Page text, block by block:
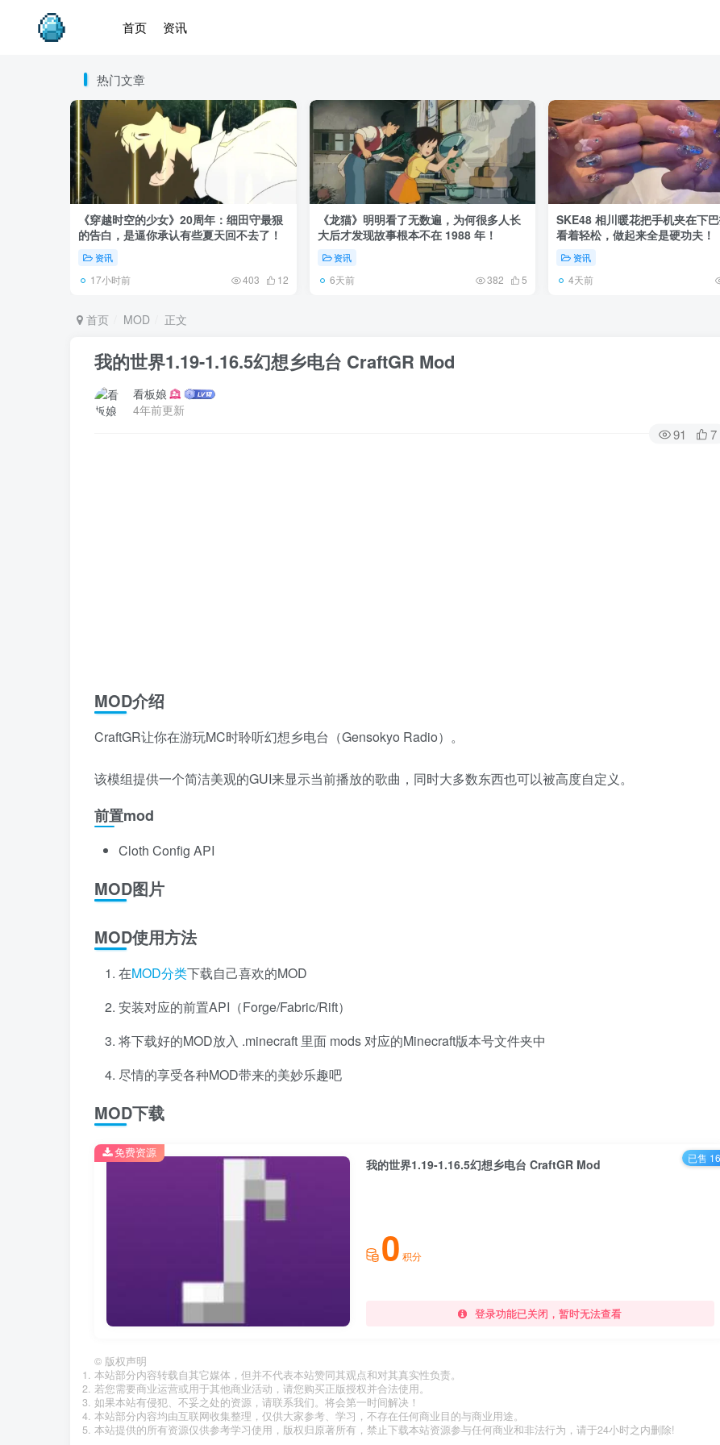
首页 资讯
热门文章
《穿越时空的少女》20周年：细田守最狠
的告白，是逼你承认有些夏天回不去了！
资讯
17小时前 403 12
《龙猫》明明看了无数遍，为何很多人长
大后才发现故事根本不在 1988 年！
资讯
6天前 382 5
SKE48 相川暖花把手机夹在下巴
看着轻松，做起来全是硬功夫！
资讯
4天前
首页 MOD 正文
我的世界1.19-1.16.5幻想乡电台 CraftGR Mod
看板娘
4年前更新
91 7
MOD介绍
CraftGR让你在游玩MC时聆听幻想乡电台（Gensokyo Radio）。
该模组提供一个简洁美观的GUI来显示当前播放的歌曲，同时大多数东西也可以被高度自定义。
前置mod
Cloth Config API
MOD图片
MOD使用方法
在MOD分类下载自己喜欢的MOD
安装对应的前置API（Forge/Fabric/Rift）
将下载好的MOD放入 .minecraft 里面 mods 对应的Minecraft版本号文件夹中
尽情的享受各种MOD带来的美妙乐趣吧
MOD下载
我的世界1.19-1.16.5幻想乡电台 CraftGR Mod
0 积分
登录功能已关闭，暂时无法查看
免费资源 已售 16
© 版权声明
本站部分内容转载自其它媒体，但并不代表本站赞同其观点和对其真实性负责。
若您需要商业运营或用于其他商业活动，请您购买正版授权并合法使用。
如果本站有侵犯、不妥之处的资源，请联系我们。将会第一时间解决！
本站部分内容均由互联网收集整理，仅供大家参考、学习，不存在任何商业目的与商业用途。
本站提供的所有资源仅供参考学习使用，版权归原著所有，禁止下载本站资源参与任何商业和非法行为，请于24小时之内删除!